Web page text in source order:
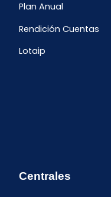
Plan Anual
Rendición Cuentas
Lotaip
Centrales